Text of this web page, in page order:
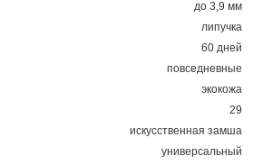
до 3,9 мм
липучка
60 дней
повседневные
экокожа
29
искусственная замша
универсальный